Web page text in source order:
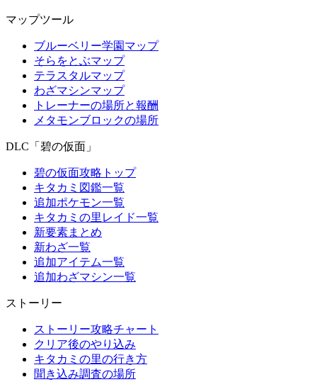
マップツール
ブルーベリー学園マップ
そらをとぶマップ
テラスタルマップ
わざマシンマップ
トレーナーの場所と報酬
メタモンブロックの場所
DLC「碧の仮面」
碧の仮面攻略トップ
キタカミ図鑑一覧
追加ポケモン一覧
キタカミの里レイド一覧
新要素まとめ
新わざ一覧
追加アイテム一覧
追加わざマシン一覧
ストーリー
ストーリー攻略チャート
クリア後のやり込み
キタカミの里の行き方
聞き込み調査の場所